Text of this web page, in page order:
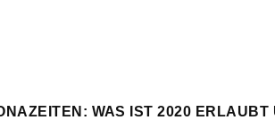
WAS IST 2020 ERLAUBT